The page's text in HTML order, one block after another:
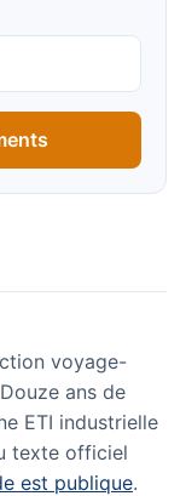
voyage-
ans de
ETI industrielle
texte officiel
est publique.